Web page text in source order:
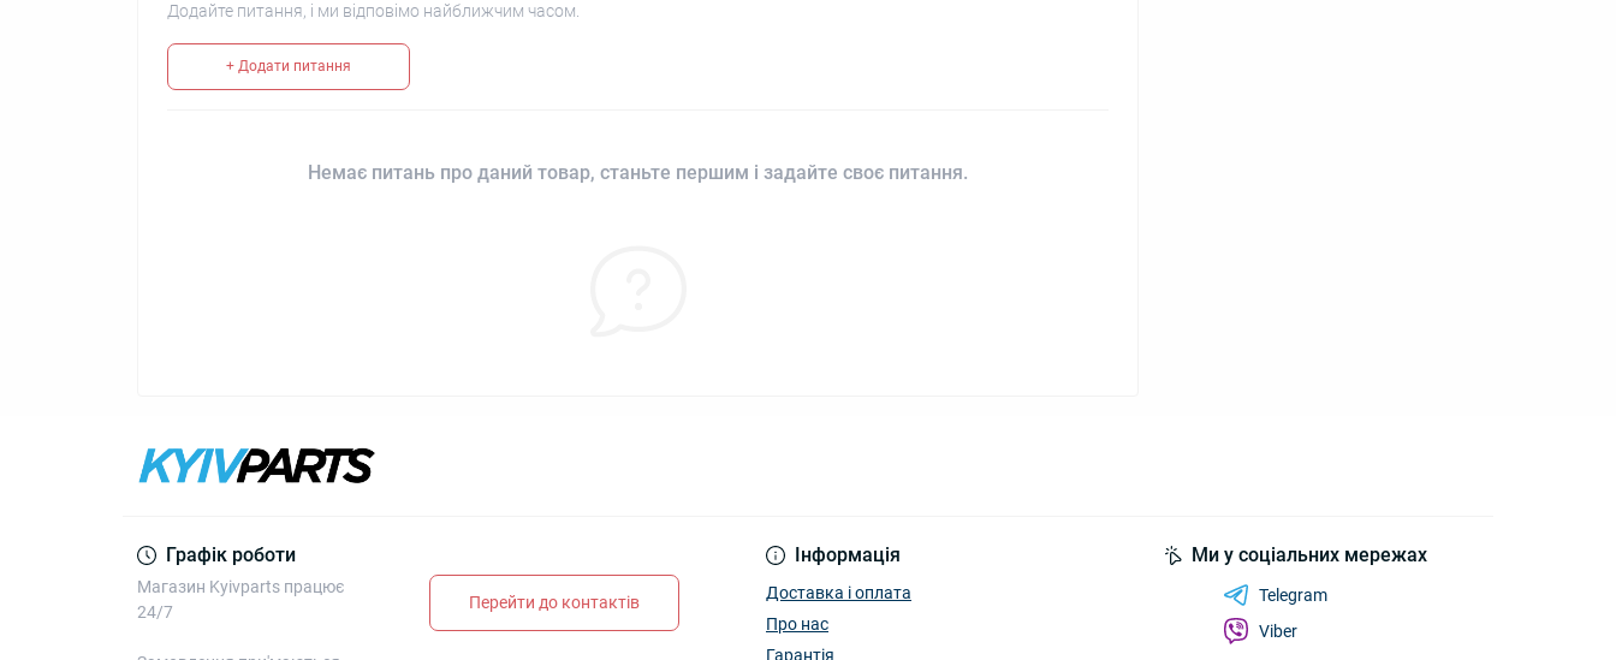
Додайте питання, і ми відповімо найближчим часом.
+ Додати питання
Немає питань про даний товар, станьте першим і задайте своє питання.
Графік роботи
Магазин Kyivparts працює
24/7
Перейти до контактів
Інформація
Доставка і оплата
Про нас
Гарантія
Ми у соціальних мережах
Telegram
Viber